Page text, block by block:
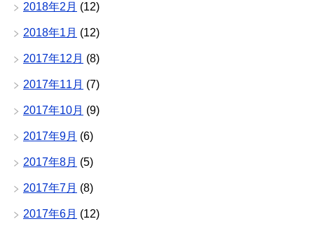
2018年2月 (12)
2018年1月 (12)
2017年12月 (8)
2017年11月 (7)
2017年10月 (9)
2017年9月 (6)
2017年8月 (5)
2017年7月 (8)
2017年6月 (12)